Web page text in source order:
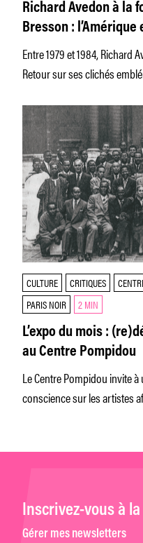
Richard Avedon à la
Bresson : l’Amérique
Entre 1979 et 1984, Richard
Retour sur ses clichés
CULTURE CRITIQUES
PARIS NOIR
2 MIN
L’expo du mois :
au Centre Pompidou
Le Centre Pompidou invite
conscience sur les artistes
Inscrivez-vous à
Gérer mes newsletters